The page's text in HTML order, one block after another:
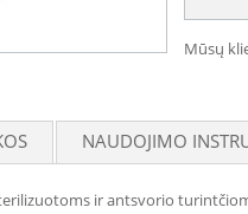
Mūsų
NAUDOJIMO
ir antsvorio